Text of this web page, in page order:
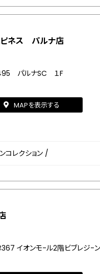
ピネス パルナ店
パルナSC １F
MAPを表示する
コレクション /
イオンモ-ル2階ビブレジ-ン